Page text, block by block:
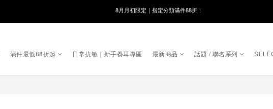
8月月初限定｜指定分類滿件88折！
線在，好事發生｜祈願新品 第2件享9折
8月月初限定｜指定分類滿件88折！
滿件最低88折起 日常抗敏｜新手養耳專區 最新商品 話題 / 聯名系列